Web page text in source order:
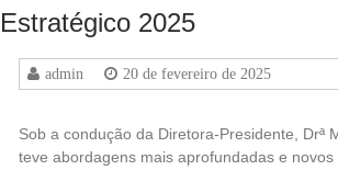
Estratégico 2025
admin 20 de fevereiro de 2025
Sob a condução da Diretora-Presidente, Drª
teve abordagens mais aprofundadas e